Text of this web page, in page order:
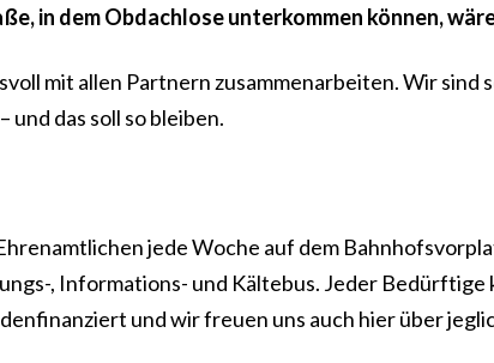
in dem Obdachlose unterkommen können,
mit allen Partnern zusammenarbeiten. Wir sind
und das soll so bleiben.
jede Woche auf dem
, Informations- und Kältebus. Jeder Bedürftige
und wir freuen uns auch hier über